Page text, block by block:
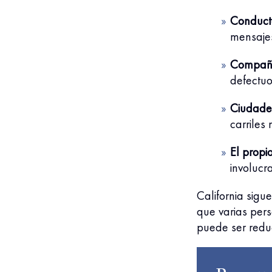
carriles
El
California
que varias
puede ser